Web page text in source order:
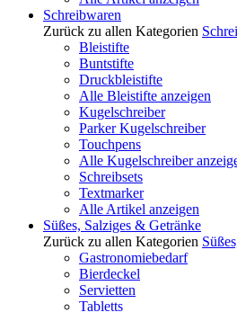
Schreibwaren
Zurück zu allen Kategorien
Bleistifte
Buntstifte
Druckbleistifte
Alle Bleistifte anzeigen
Kugelschreiber
Parker Kugelschreiber
Touchpens
Alle Kugelschreiber
Schreibsets
Textmarker
Alle Artikel anzeigen
Süßes, Salziges & Getränke
Zurück zu allen Kategorien
Gastronomiebedarf
Bierdeckel
Servietten
Tabletts